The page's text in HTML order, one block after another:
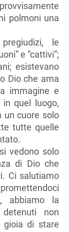
polmoni una
le
e “cattivi”;
esistevano
Dio che ama
immagine e
quel luogo,
un cuore solo
tutte quelle
vedono solo
di Dio che
Ci salutiamo
abbiamo la
non
gioia di stare